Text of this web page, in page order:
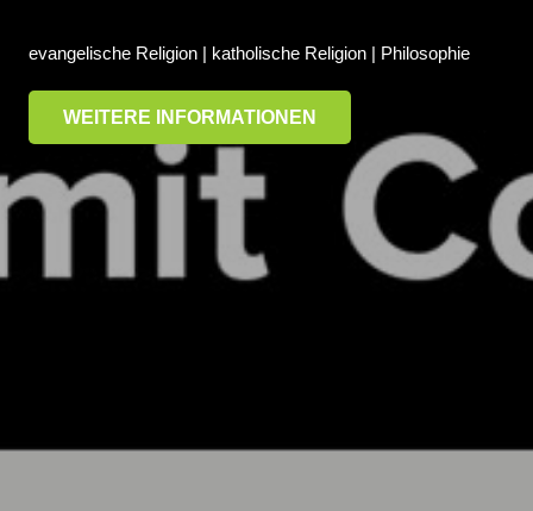
evangelische Religion | katholische Religion | Philosophie
WEITERE INFORMATIONEN